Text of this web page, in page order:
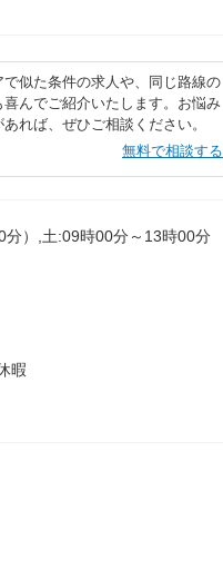
で似た条件の求人や、同じ路線の
喜んでご紹介いたします。お悩み
れば、ぜひご相談ください。
無料で相談する
分）,土:09時00分～13時00分
暇